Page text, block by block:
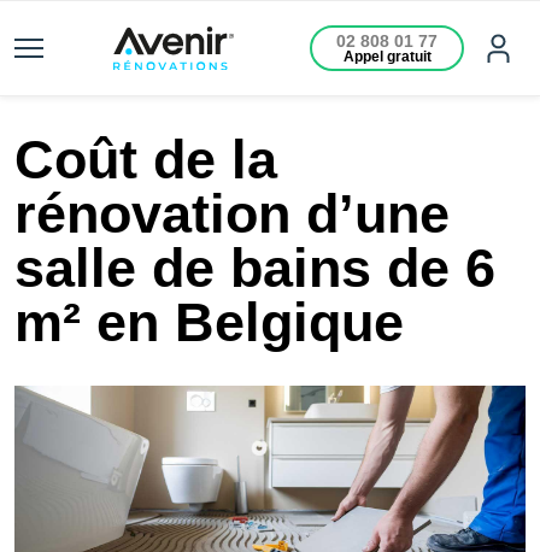
02 808 01 77
Appel gratuit
Coût de la
rénovation d’une
salle de bains de 6
m² en Belgique